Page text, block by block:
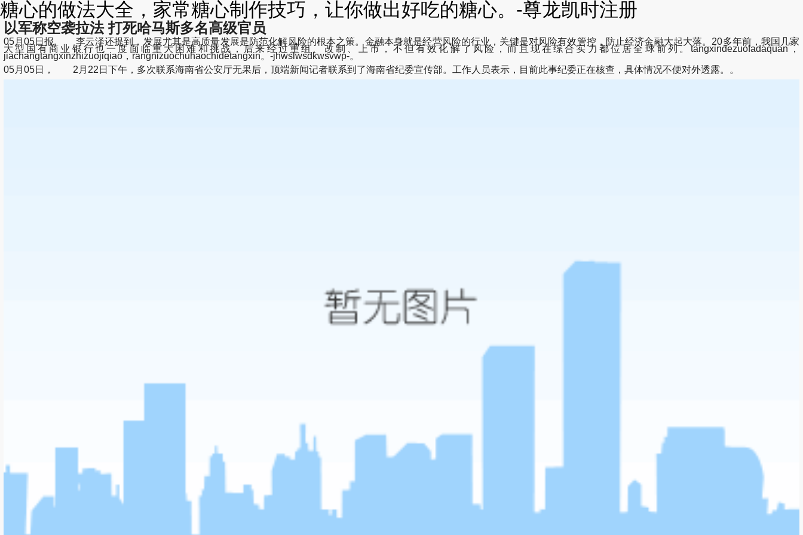
糖心的做法大全，家常糖心制作技巧，让你做出好吃的糖心。-尊龙凯时注册
以军称空袭拉法 打死哈马斯多名高级官员
05月05日报, 李云泽还提到，发展尤其是高质量发展是防范化解风险的根本之策。金融本身就是经营风险的行业，关键是对风险有效管控，防止经济金融大起大落。20多年前，我国几家
大型国有商业银行也一度面临重大困难和挑战，后来经过重组、改制、上市，不但有效化解了风险，而且现在综合实力都位居全球前列。tangxindezuofadaquan，
jiachangtangxinzhizuojiqiao，rangnizuochuhaochidetangxin。-jhwslwsdkwsvwp-。
05月05日， 2月22日下午，多次联系海南省公安厅无果后，顶端新闻记者联系到了海南省纪委宣传部。工作人员表示，目前此事纪委正在核查，具体情况不便对外透露。。